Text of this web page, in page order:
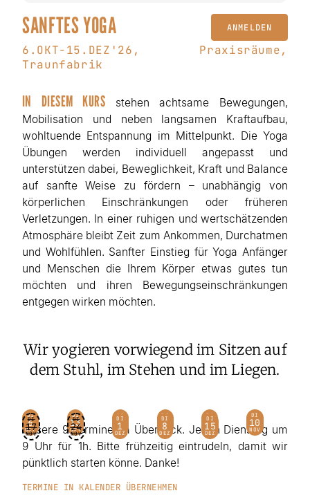
SANFTES YOGA ANMELDEN
6.OKT-15.DEZ'26, Praxisräume,
Traunfabrik
IN DIESEM KURS stehen achtsame Bewegungen,
Mobilisation und neben langsamen Kraftaufbau,
wohltuende Entspannung im Mittelpunkt. Die Yoga
Übungen werden individuell angepasst und
unterstützen dabei, Beweglichkeit, Kraft und Balance
auf sanfte Weise zu fördern – unabhängig von
körperlichen Einschränkungen oder früheren
Verletzungen. In einer ruhigen und wertschätzenden
Atmosphäre bleibt Zeit zum Ankommen, Durchatmen
und Wohlfühlen. Sanfter Einstieg für Yoga Anfänger
und Menschen die Ihrem Körper etwas gutes tun
möchten und ihren Bewegungseinschränkungen
entgegen wirken möchten.
Wir yogieren vorwiegend im Sitzen auf
dem Stuhl, im Stehen und im Liegen.
Unsere 9 Termine im Überblick. Jeden Dienstag um
9 Uhr für 1h. Bitte frühzeitig eintrudeln, damit wir
pünktlich starten könne. Danke!
TERMINE IN KALENDER ÜBERNEHMEN
DI
6
OKT
DI
13
OKT
DI
20
OKT
DI
27
OKT
DI
3
NOV
DI
10
NOV
DI
17
NOV
DI
24
NOV
DI
1
DEZ
DI
8
DEZ
DI
15
DEZ